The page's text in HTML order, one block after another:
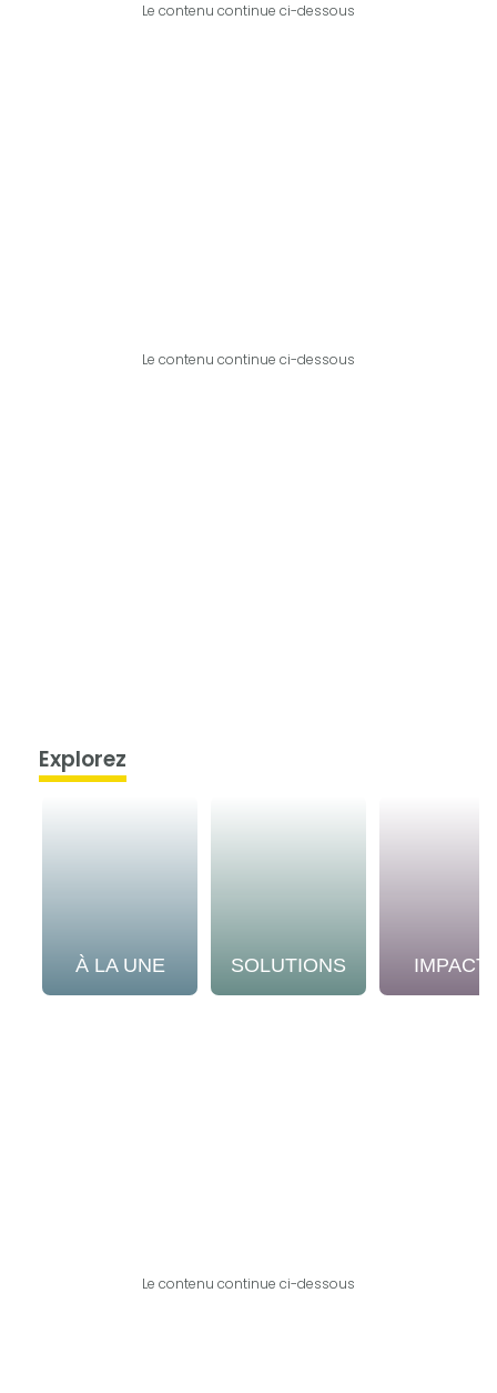
Le contenu continue ci-dessous
Le contenu continue ci-dessous
Explorez
À LA UNE SOLUTIONS
Le contenu continue ci-dessous